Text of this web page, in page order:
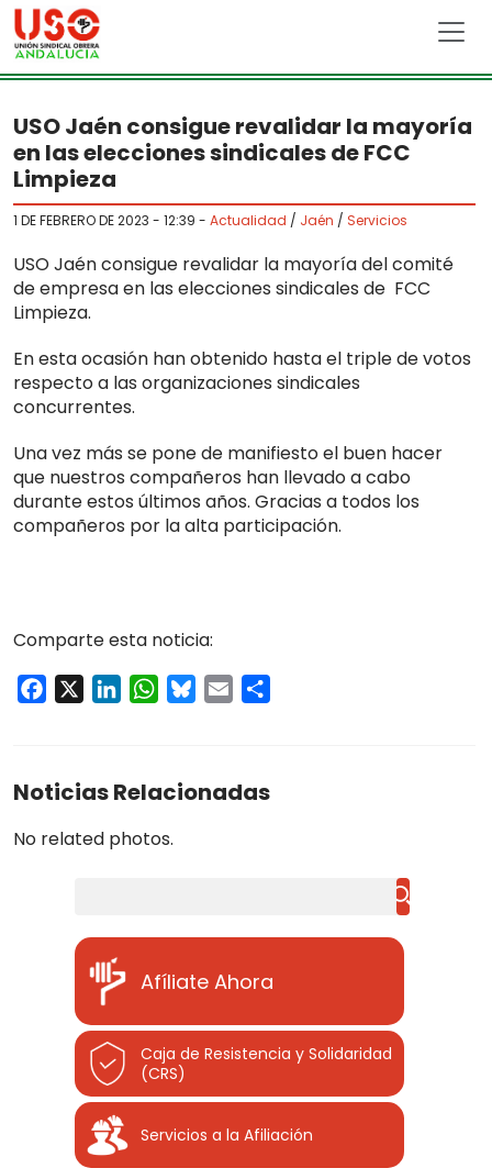
Skip to main content
USO Jaén consigue revalidar la mayoría
en las elecciones sindicales de FCC
Limpieza
1 DE FEBRERO DE 2023 - 12:39 - Actualidad / Jaén / Servicios
USO Jaén consigue revalidar la mayoría del comité
de empresa en las elecciones sindicales de FCC
Limpieza.
En esta ocasión han obtenido hasta el triple de votos
respecto a las organizaciones sindicales
concurrentes.
Una vez más se pone de manifiesto el buen hacer
que nuestros compañeros han llevado a cabo
durante estos últimos años. Gracias a todos los
compañeros por la alta participación.
Comparte esta noticia:
Facebook LinkedInWhatsApp
Bluesky
Email
Noticias Relacionadas
No related photos.
Afíliate Ahora
Caja de Resistencia y Solidaridad
(CRS)
Servicios a la Afiliación